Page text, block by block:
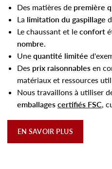
Des matières de première
La limitation du gaspillage
Le chaussant et le confort
nombre.
Une quantité limitée
Des prix raisonnables en
matériaux et ressources
Nous travaillons à utiliser
emballages certifiés FSC,
EN SAVOIR PLUS